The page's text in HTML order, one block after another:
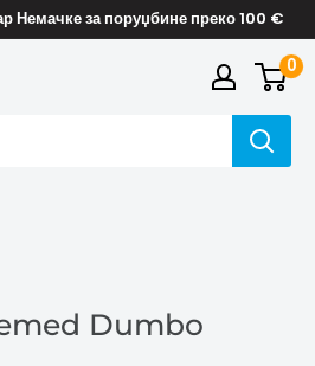
Немачке за поруџбине преко 100 €
0
Dumbo